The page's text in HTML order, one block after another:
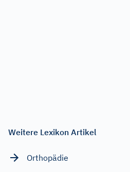
Weitere Lexikon Artikel
Orthopädie